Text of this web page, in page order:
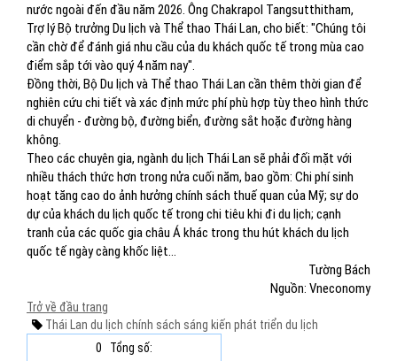
nước ngoài đến đầu năm 2026. Ông Chakrapol Tangsutthitham,
Trợ lý Bộ trưởng Du lịch và Thể thao Thái Lan, cho biết: "Chúng tôi
cần chờ để đánh giá nhu cầu của du khách quốc tế trong mùa cao
điểm sắp tới vào quý 4 năm nay".
Đồng thời, Bộ Du lịch và Thể thao Thái Lan cần thêm thời gian để
nghiên cứu chi tiết và xác định mức phí phù hợp tùy theo hình thức
di chuyển - đường bộ, đường biển, đường sắt hoặc đường hàng
không.
Theo các chuyên gia, ngành du lịch Thái Lan sẽ phải đối mặt với
nhiều thách thức hơn trong nửa cuối năm, bao gồm: Chi phí sinh
hoạt tăng cao do ảnh hưởng chính sách thuế quan của Mỹ; sự do
dự của khách du lịch quốc tế trong chi tiêu khi đi du lịch; cạnh
tranh của các quốc gia châu Á khác trong thu hút khách du lịch
quốc tế ngày càng khốc liệt...
Tường Bách
Nguồn: Vneconomy
Trở về đầu trang
Thái Lan du lịch chính sách sáng kiến phát triển du lịch
0
Tổng số: